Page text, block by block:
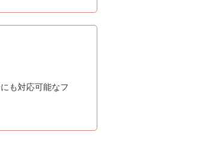
も対応可能なフ